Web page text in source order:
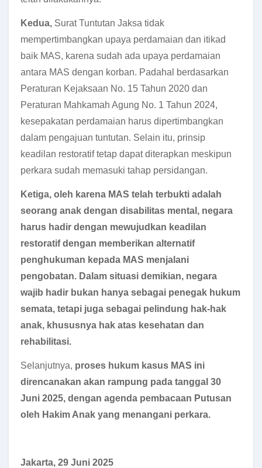
Kedua, Surat Tuntutan Jaksa tidak
mempertimbangkan upaya perdamaian dan itikad
baik MAS, karena sudah ada upaya perdamaian
antara MAS dengan korban. Padahal berdasarkan
Peraturan Kejaksaan No. 15 Tahun 2020 dan
Peraturan Mahkamah Agung No. 1 Tahun 2024,
kesepakatan perdamaian harus dipertimbangkan
dalam pengajuan tuntutan. Selain itu, prinsip
keadilan restoratif tetap dapat diterapkan meskipun
perkara sudah memasuki tahap persidangan.
Ketiga, oleh karena MAS telah terbukti adalah
seorang anak dengan disabilitas mental, negara
harus hadir dengan mewujudkan keadilan
restoratif dengan memberikan alternatif
penghukuman kepada MAS menjalani
pengobatan. Dalam situasi demikian, negara
wajib hadir bukan hanya sebagai penegak hukum
semata, tetapi juga sebagai pelindung hak-hak
anak, khususnya hak atas kesehatan dan
rehabilitasi.
Selanjutnya, proses hukum kasus MAS ini
direncanakan akan rampung pada tanggal 30
Juni 2025, dengan agenda pembacaan Putusan
oleh Hakim Anak yang menangani perkara.
Jakarta, 29 Juni 2025